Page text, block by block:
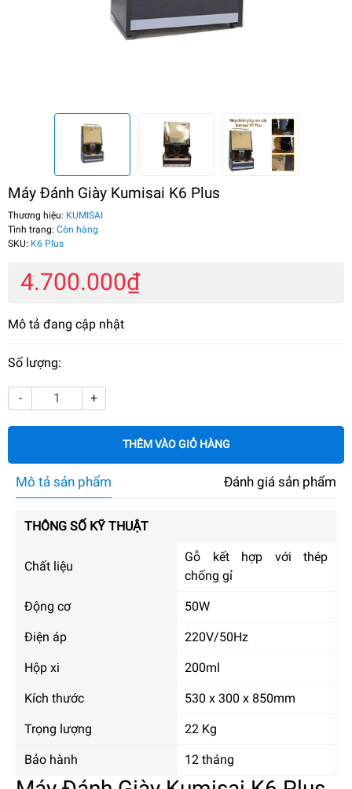
Máy Đánh Giày Kumisai K6 Plus
Thương hiệu: KUMISAI
Tình trạng: Còn hàng
SKU: K6 Plus
4.700.000₫
Mô tả đang cập nhật
Số lượng:
- +
THÊM VÀO GIỎ HÀNG
Mô tả sản phẩm Đánh giá sản phẩm
THÔNG SỐ KỸ THUẬT
Chất liệu
Gỗ kết hợp với thép
chống gỉ
Động cơ 50W
Điện áp 220V/50Hz
Hộp xi 200ml
Kích thước 530 x 300 x 850mm
Trọng lượng 22 Kg
Bảo hành 12 tháng